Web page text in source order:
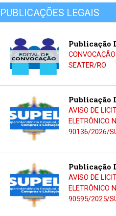
PUBLICAÇÕES LEGAIS
Publicação
SEATER/RO
Publicação
AVISO DE
ELETRÔNICO
90136/2026/
Publicação
AVISO DE
ELETRÔNICO
90595/2025/